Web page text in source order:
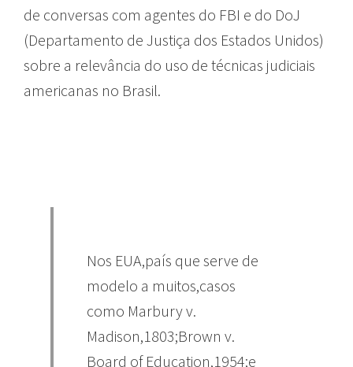
de conversas com agentes do FBI e do DoJ
(Departamento de Justiça dos Estados Unidos)
sobre a relevância do uso de técnicas judiciais
americanas no Brasil.
Nos EUA,país que serve de
modelo a muitos,casos
como Marbury v.
Madison,1803;Brown v.
Board of Education,1954;e